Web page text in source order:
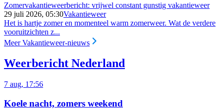
Zomervakantieweerbericht: vrijwel constant gunstig vakantieweer
29 juli 2026, 05:30Vakantieweer
Het is hartje zomer en momenteel warm zomerweer. Wat de verdere
vooruitzichten z...
Meer Vakantieweer-nieuws
Weerbericht Nederland
7 aug, 17:56
Koele nacht, zomers weekend